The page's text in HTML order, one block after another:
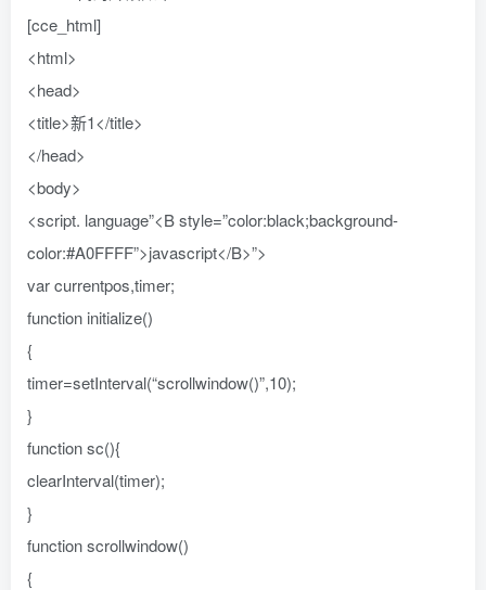
[cce_html]
<html>
<head>
<title>新1</title>
</head>
<body>
<script. language”<B style=”color:black;background-
color:#A0FFFF”>javascript</B>”>
var currentpos,timer;
function initialize()
{
timer=setInterval(“scrollwindow()”,10);
}
function sc(){
clearInterval(timer);
}
function scrollwindow()
{